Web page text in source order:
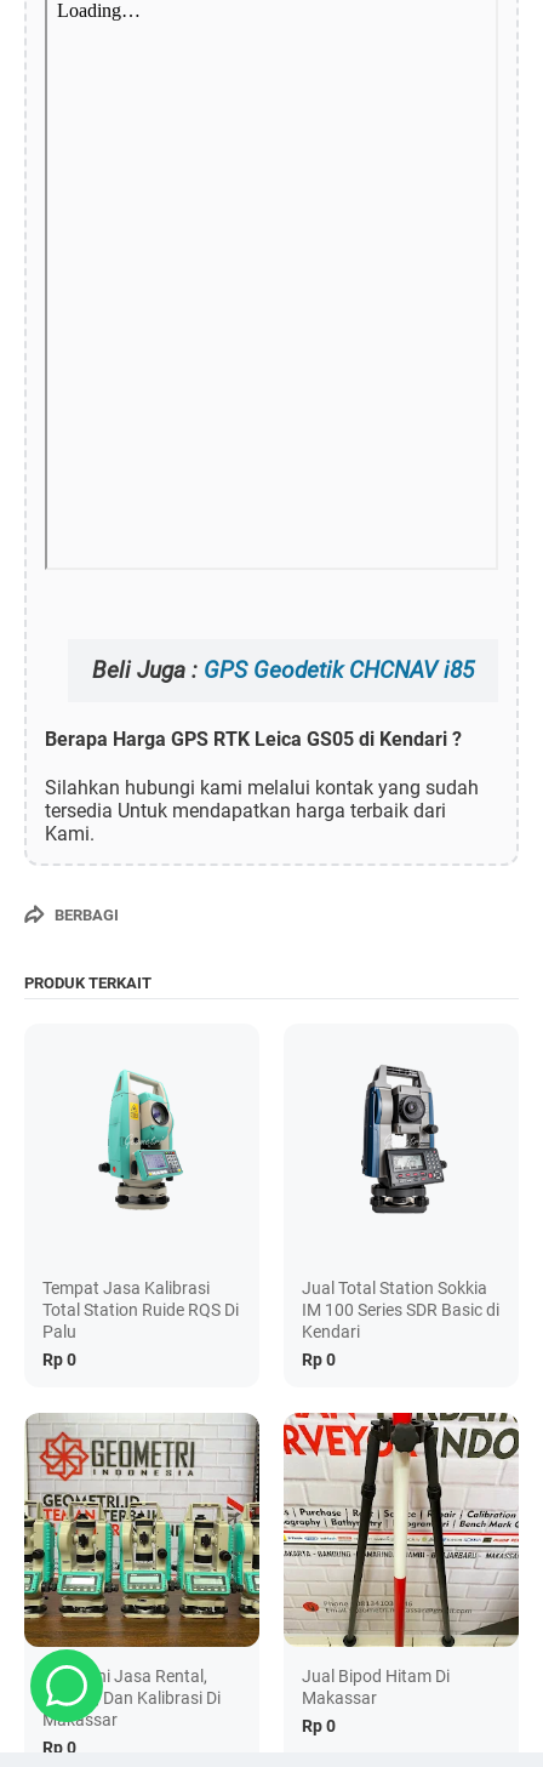
Beli Juga : GPS Geodetik CHCNAV i85
Berapa Harga GPS RTK Leica GS05 di Kendari ?
Silahkan hubungi kami melalui kontak yang sudah
tersedia Untuk mendapatkan harga terbaik dari
Kami.
BERBAGI
PRODUK TERKAIT
Tempat Jasa Kalibrasi
Total Station Ruide RQS Di
Palu
Rp 0
Jual Total Station Sokkia
IM 100 Series SDR Basic di
Kendari
Rp 0
Melayani Jasa Rental,
Service, Dan Kalibrasi Di
Makassar
Rp 0
Jual Bipod Hitam Di
Makassar
Rp 0